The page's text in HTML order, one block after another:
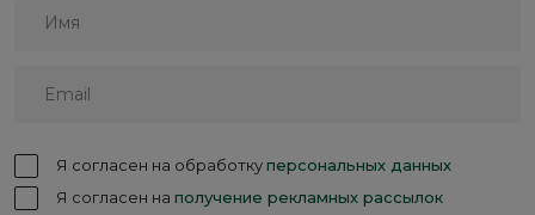
Я согласен на обработкуперсональных данных
Я согласен на получение рекламных рассылок